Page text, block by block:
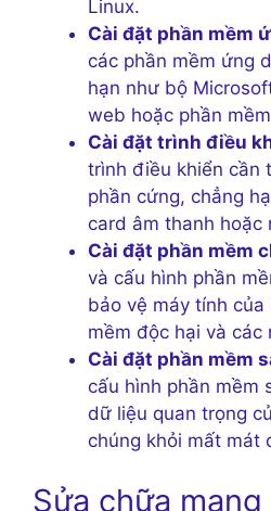
Linux.
Cài đặt phần mềm
các phần mềm ứng
hạn như bộ
web hoặc phần
Cài đặt trình điều
trình điều khiển cần
phần cứng, chẳng
card âm thanh hoặc
Cài đặt phần mềm
và cấu hình phần
bảo vệ máy tính
mềm độc hại và các
Cài đặt phần mềm
cấu hình phần mềm
dữ liệu quan trọng
chúng khỏi mất mát
Sửa chữa mạng